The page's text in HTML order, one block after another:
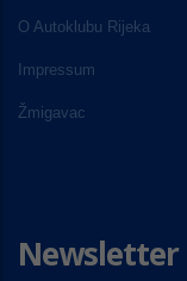
O Autoklubu Rijeka
Impressum
Žmigavac
Newsletter